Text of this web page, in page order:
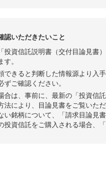
認いただきたいこと
投資信託説明書（交付目論見
。
できると判断した情報源より入
ご確認ください。
合は、事前に、最新の「投資信
法により、目論見書をご覧いた
い銘柄について、「請求目論見
投資信託をご購入される場合、